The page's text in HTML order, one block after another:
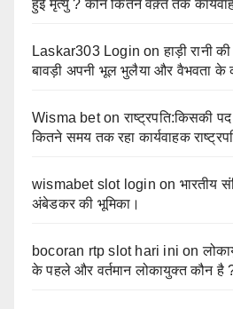
हुई मृत्यु ? कौन कितने वक़्त तक
Laskar303 Login onहाड़ी रानी
बावड़ी अपनी भूल भुलैया और वैभवता के
Wisma betonराष्ट्रपति:किसकी
कितने समय तक रहा कार्यवाहक
wismabet slot login on भारतीय
अंबेडकर की भूमिका।
bocoran rtp slot hari ini on
के पहले और वर्तमान लोकायुक्त कौन है